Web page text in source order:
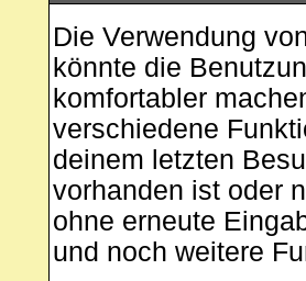
Die Verwendung
könnte die
komfortabler
verschiedene
deinem letzten
vorhanden ist oder
ohne erneute
und noch weitere